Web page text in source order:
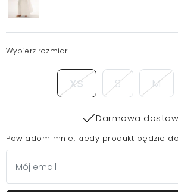
Wybierz rozmiar
XS S M
Darmowa
Powiadom mnie, kiedy produkt będzie